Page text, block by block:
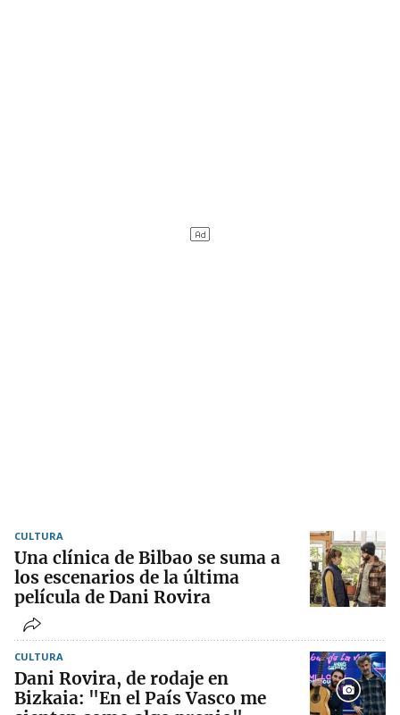
CULTURA
Una clínica de Bilbao se suma a
los escenarios de la última
película de Dani Rovira
CULTURA
Dani Rovira, de rodaje en
Bizkaia: "En el País Vasco me